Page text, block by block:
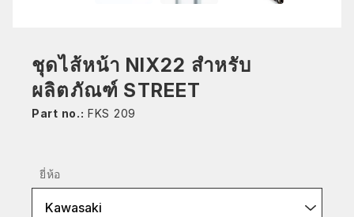
ชุดไส้หน้า NIX22 สำหรับ
ผลิตภัณฑ์ STREET
Part no.: FKS 209
ยี่ห้อ
Kawasaki